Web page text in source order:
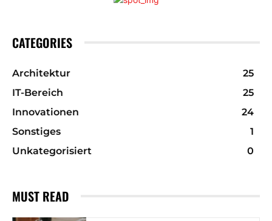
CATEGORIES
Architektur
25
IT-Bereich
25
Innovationen
24
Sonstiges
1
Unkategorisiert
0
MUST READ